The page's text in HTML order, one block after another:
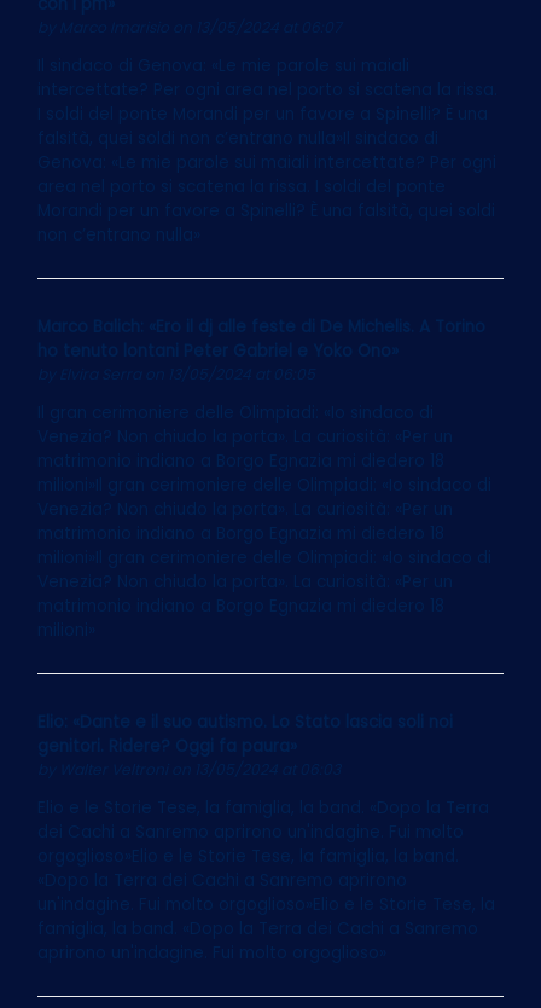
con i pm»
Marco Imarisio on 13/05/2024 at 06:07
Il sindaco di Genova: «Le mie parole sui maiali
intercettate? Per ogni area nel porto si scatena la rissa.
I soldi del ponte Morandi per un favore a Spinelli? È una
falsità, quei soldi non c’entrano nulla»Il sindaco di
Genova: «Le mie parole sui maiali intercettate? Per ogni
area nel porto si scatena la rissa. I soldi del ponte
Morandi per un favore a Spinelli? È una falsità, quei soldi
non c’entrano nulla»
Marco Balich: «Ero il dj alle feste di De Michelis. A Torino
ho tenuto lontani Peter Gabriel e Yoko Ono»
on 13/05/2024 at 06:05
Il gran cerimoniere delle Olimpiadi: «Io sindaco di
Venezia? Non chiudo la porta». La curiosità: «Per un
matrimonio indiano a Borgo Egnazia mi diedero 18
milioni»Il gran cerimoniere delle Olimpiadi: «Io sindaco di
Venezia? Non chiudo la porta». La curiosità: «Per un
matrimonio indiano a Borgo Egnazia mi diedero 18
milioni»Il gran cerimoniere delle Olimpiadi: «Io sindaco di
Venezia? Non chiudo la porta». La curiosità: «Per un
matrimonio indiano a Borgo Egnazia mi diedero 18
Elio: «Dante e il suo autismo. Lo Stato lascia soli noi
genitori. Ridere? Oggi fa paura»
Walter Veltroni on 13/05/2024 at 06:03
Elio e le Storie Tese, la famiglia, la band. «Dopo la Terra
dei Cachi a Sanremo aprirono un'indagine. Fui molto
orgoglioso»Elio e le Storie Tese, la famiglia, la band.
«Dopo la Terra dei Cachi a Sanremo aprirono
un'indagine. Fui molto orgoglioso»Elio e le Storie Tese, la
famiglia, la band. «Dopo la Terra dei Cachi a Sanremo
aprirono un'indagine. Fui molto orgoglioso»